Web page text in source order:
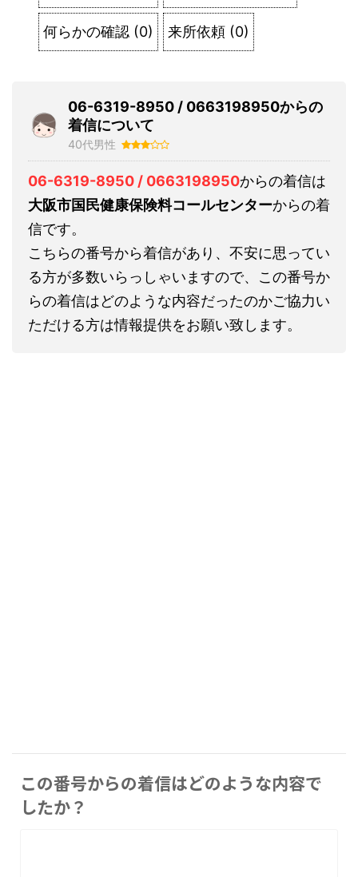
何らかの確認 (0) 来所依頼 (0)
06-6319-8950 / 0663198950からの
着信について
40代男性
06-6319-8950 / 0663198950からの着信は
大阪市国民健康保険料コールセンターからの着
信です。
こちらの番号から着信があり、不安に思ってい
る方が多数いらっしゃいますので、この番号か
らの着信はどのような内容だったのかご協力い
ただける方は情報提供をお願い致します。
この番号からの着信はどのような内容で
したか？